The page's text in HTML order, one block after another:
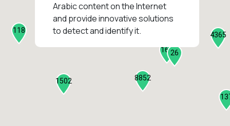
8852
4365
1502
118
26
161
Arabic content on the Internet
and provide innovative solutions
to detect and identify it.